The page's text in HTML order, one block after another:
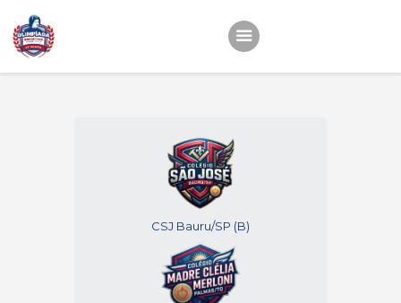
Início
Sagrado Rede de
CSJ Bauru/SP (B)